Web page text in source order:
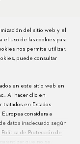
del sitio web y el
el uso de las cookies para
nos permite utilizar.
puede consultar
en este sitio web en
Al hacer clic en
tratados en Estados
considera a
datos inadecuado según
Política de Protección de